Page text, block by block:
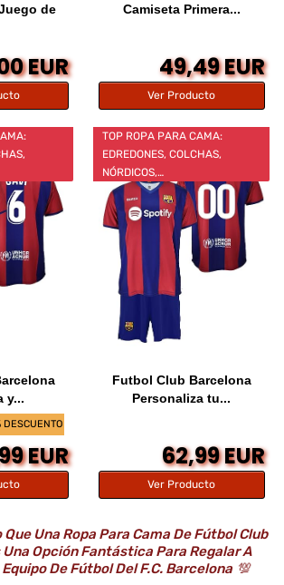
de
EUR
Camiseta Primera...
49,49 EUR
Ver Producto
DESCUENTO
y...
EUR
TOP ROPA PARA CAMA:
EDREDONES, COLCHAS,
NÓRDICOS,…
Futbol Club Barcelona
Personaliza tu...
62,99 EUR
Ver Producto
Que Una Ropa Para Cama De Fútbol Club
Una Opción Fantástica Para Regalar A
De Fútbol Del F.C. Barcelona 💯